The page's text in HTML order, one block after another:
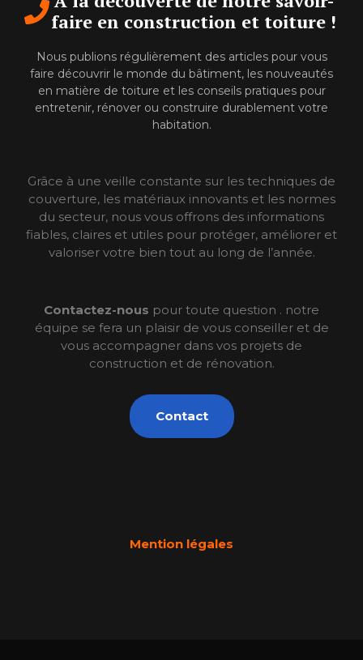
faire en construction et toiture !
Nous publions régulièrement des articles pour vous
faire découvrir le monde du bâtiment, les nouveautés
en matière de toiture et les conseils pratiques pour
entretenir, rénover ou construire durablement votre
habitation.
Grâce à une veille constante sur les techniques de
couverture, les matériaux innovants et les normes
du secteur, nous vous offrons des informations
fiables, claires et utiles pour protéger, améliorer et
valoriser votre bien tout au long de l’année.
Contactez-nous pour toute question . notre
équipe se fera un plaisir de vous conseiller et de
vous accompagner dans vos projets de
construction et de rénovation.
Contact
Mention légales